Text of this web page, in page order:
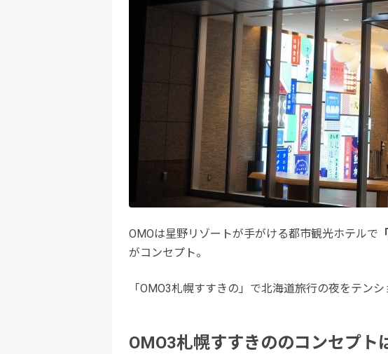
OMOは星野リゾートが手がける都市観光ホテルで
がコンセプト。
「OMO3札幌すすきの」で北海道旅行の夜をテン
OMO3札幌すすきののコンセプト